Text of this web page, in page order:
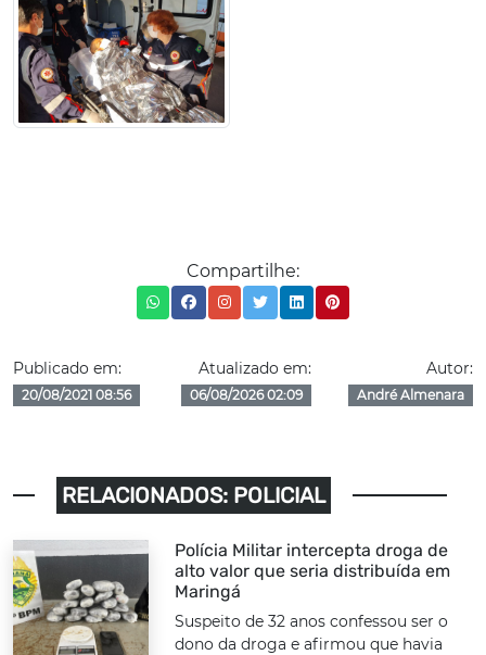
Compartilhe:
Publicado em:
20/08/2021 08:56
Atualizado em:
06/08/2026 02:09
Autor:
André Almenara
RELACIONADOS: POLICIAL
Polícia Militar intercepta droga de
alto valor que seria distribuída em
Maringá
Suspeito de 32 anos confessou ser o
dono da droga e afirmou que havia